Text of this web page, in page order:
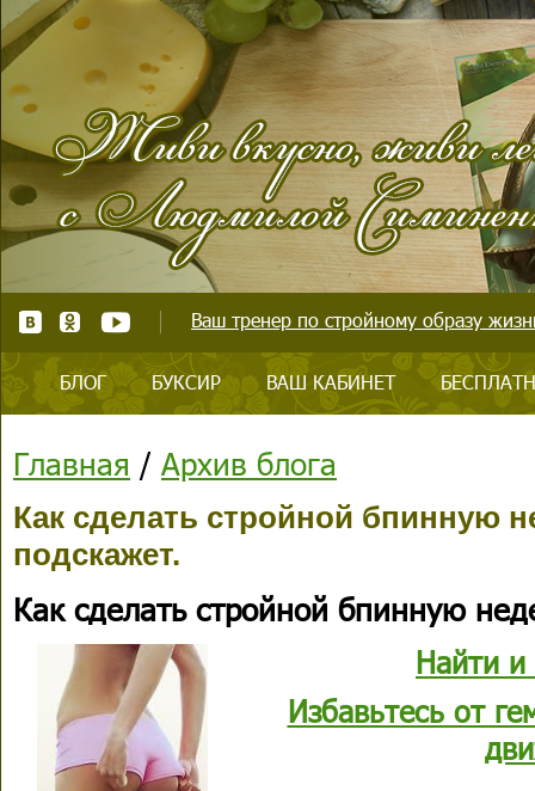
Ваш тренер по стройному образу
БЛОГ БУКСИР ВАШ КАБИНЕТ
Главная / Архив блога
Как сделать стройной бпинную
подскажет.
Как сделать стройной бпинную
Найти и
Избавьтесь от